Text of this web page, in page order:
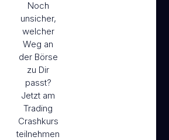
Noch
unsicher,
welcher
Weg an
der Börse
zu Dir
passt?
Jetzt am
Trading
Crashkurs
teilnehmen